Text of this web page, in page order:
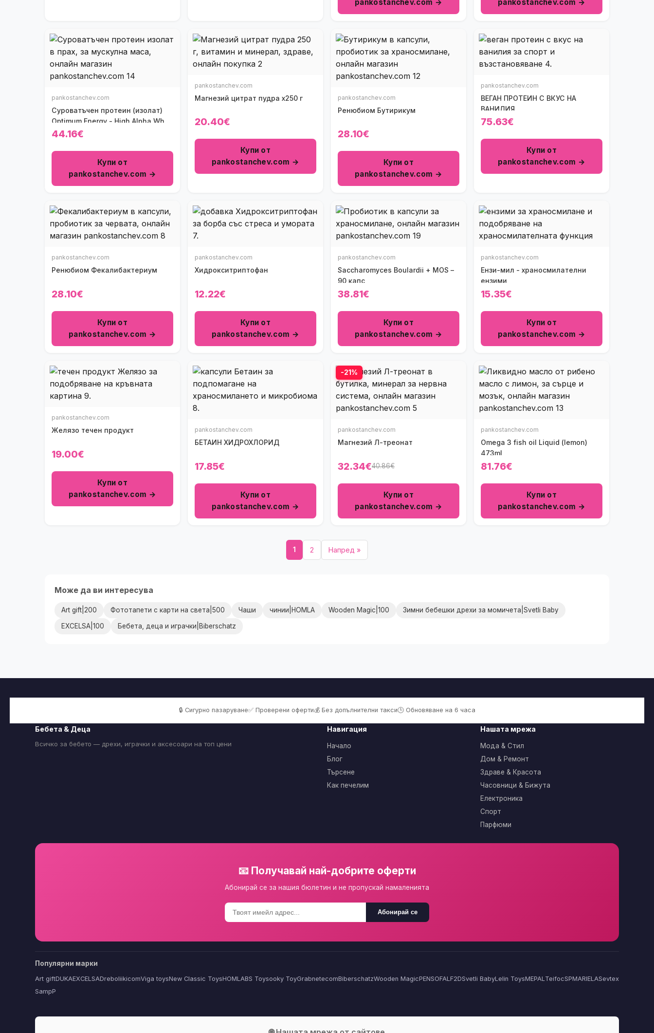
pankostanchev.com →
pankostanchev.com →
pankostanchev.com
Суроватъчен протеин (изолат)
Optimum Energy - High Alpha Whey
Protein Optimum Energy
44.16€
Купи от
pankostanchev.com →
pankostanchev.com
Магнезий цитрат пудра х250 г
20.40€
Купи от
pankostanchev.com →
pankostanchev.com
Ренюбиом Бутирикум
28.10€
Купи от
pankostanchev.com →
pankostanchev.com
ВЕГАН ПРОТЕИН С ВКУС НА
ВАНИЛИЯ
75.63€
Купи от
pankostanchev.com →
pankostanchev.com
Ренюбиом Фекалибактериум
28.10€
Купи от
pankostanchev.com →
pankostanchev.com
Хидрокситриптофан
12.22€
Купи от
pankostanchev.com →
pankostanchev.com
Saccharomyces Boulardii + MOS –
90 капс
38.81€
Купи от
pankostanchev.com →
pankostanchev.com
Ензи-мил - храносмилателни
ензими
15.35€
Купи от
pankostanchev.com →
pankostanchev.com
Желязо течен продукт
19.00€
Купи от
pankostanchev.com →
pankostanchev.com
БЕТАИН ХИДРОХЛОРИД
17.85€
Купи от
pankostanchev.com →
-21%
pankostanchev.com
Mагнезий Л-треонат
32.34€40.86€
Купи от
pankostanchev.com →
pankostanchev.com
Omega 3 fish oil Liquid (lemon)
473ml
81.76€
Купи от
pankostanchev.com →
1 2 Напред »
Може да ви интересува
Art gift|200 Фототапети с карти на света|500 Чаши чинии|HOMLA Wooden Magic|100 Зимни бебешки дрехи за момичета|Svetli Baby
EXCELSA|100 Бебета, деца и играчки|Biberschatz
🔒 Сигурно пазаруване✅ Проверени оферти💰 Без допълнителни такси🕒 Обновяване на 6 часа
Бебета & Деца
Всичко за бебето — дрехи, играчки и аксесоари на топ цени
Навигация
Начало
Блог
Търсене
Как печелим
Нашата мрежа
Мода & Стил
Дом & Ремонт
Здраве & Красота
Часовници & Бижута
Електроника
Спорт
Парфюми
📧 Получавай най-добрите оферти
Абонирай се за нашия бюлетин и не пропускай намаленията
Абонирай се
Популярни марки
Art giftDUKAEXCELSADreboliikicomViga toysNew Classic ToysHOMLABS Toysooky ToyGrabnetecomBiberschatzWooden MagicPENSOFAL F2DSvetli BabyLelin ToysMEPAL TeifocSPMARIELASevtex
SampP